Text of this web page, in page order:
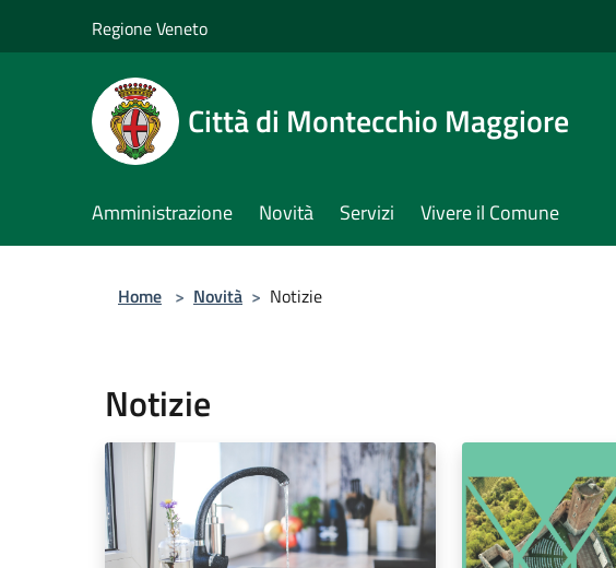
Regione Veneto
Città di Montecchio Maggiore
Amministrazione Novità Servizi Vivere il Comune
Home > Novità > Notizie
Notizie